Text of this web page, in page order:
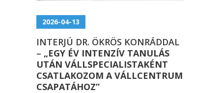
2026-04-13
INTERJÚ DR. ÖKRÖS KONRÁDDAL
– „EGY ÉV INTENZÍV TANULÁS
UTÁN VÁLLSPECIALISTAKÉNT
CSATLAKOZOM A VÁLLCENTRUM
CSAPATÁHOZ”